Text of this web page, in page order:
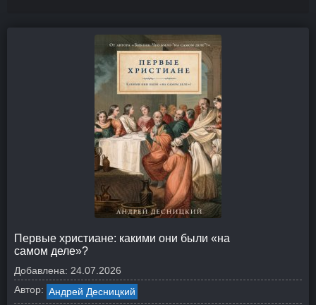
Первые христиане: какими они были «на
самом деле»?
Добавлена: 24.07.2026
Автор: Андрей Десницкий